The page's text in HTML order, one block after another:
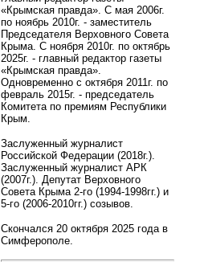
«Крымская правда». С мая 2006г.
по ноябрь 2010г. - заместитель
Председателя Верховного Совета
Крыма. С ноября 2010г. по октябрь
2025г. - главный редактор газеты
«Крымская правда».
Одновременно с октября 2011г. по
февраль 2015г. - председатель
Комитета по премиям Республики
Крым.
Заслуженный журналист
Российской Федерации (2018г.).
Заслуженный журналист АРК
(2007г.). Депутат Верховного
Совета Крыма 2-го (1994-1998гг.) и
5-го (2006-2010гг.) созывов.
Скончался 20 октября 2025 года в
Симферополе.